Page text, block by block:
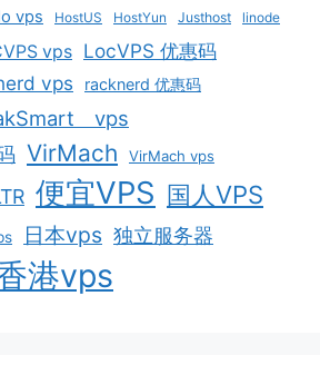
vps HostUS HostYun Justhost linode
vps LocVPS 优惠码
vps racknerd 优惠码
vps
VirMach VirMach vps
便宜VPS 国人VPS
日本vps 独立服务器
港vps